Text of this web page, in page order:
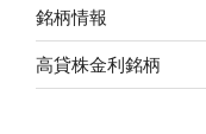
銘柄情報
高貸株金利銘柄